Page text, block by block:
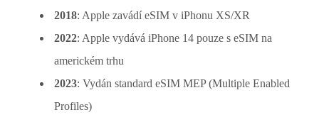
2018: Apple zavádí eSIM v iPhonu XS/XR
2022: Apple vydává iPhone 14 pouze s eSIM na
americkém trhu
2023: Vydán standard eSIM MEP (Multiple Enabled
Profiles)